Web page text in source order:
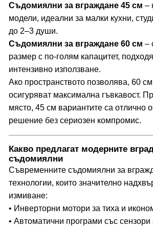
Съдомиялни за вграждане 45 см –
модели, идеални за малки кухни,
до 2–3 души.
Съдомиялни за вграждане 60 см –
размер с по-голям капацитет,
интензивно използване.
Ако пространството позволява, 60
осигуряват максимална гъвкавост.
място, 45 см вариантите са отлично
решение без сериозен компромис.
Какво предлагат модерните
съдомиялни
Съвременните съдомиялни за
технологии, които значително
измиване:
• Инверторни мотори за тиха и
• Автоматични програми със